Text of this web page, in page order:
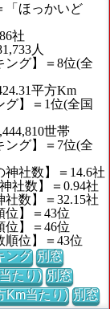
「ほっかいど
社
人
ング】＝8位(全
平方Km
グ】＝1位(全国
世帯
ング】＝7位(全
神社数】＝14.6社
社数】＝0.94社
社数】＝32.15社
位】＝43位
位】＝46位
順位】＝43位
ング 別窓
たり) 別窓
Km当たり) 別窓